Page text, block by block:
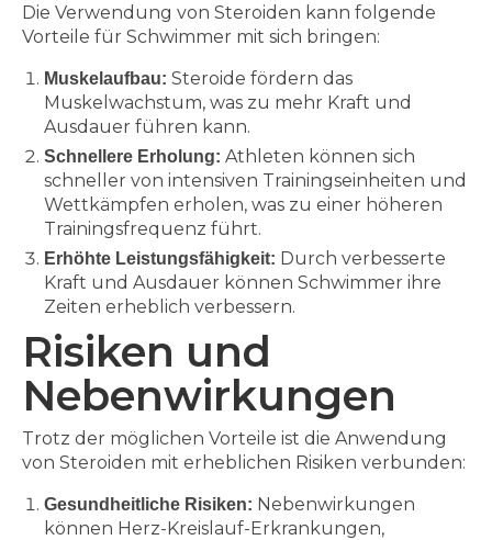
Die Verwendung von Steroiden kann folgende
Vorteile für Schwimmer mit sich bringen:
Muskelaufbau: Steroide fördern das
Muskelwachstum, was zu mehr Kraft und
Ausdauer führen kann.
Schnellere Erholung: Athleten können sich
schneller von intensiven Trainingseinheiten und
Wettkämpfen erholen, was zu einer höheren
Trainingsfrequenz führt.
Erhöhte Leistungsfähigkeit: Durch verbesserte
Kraft und Ausdauer können Schwimmer ihre
Zeiten erheblich verbessern.
Risiken und
Nebenwirkungen
Trotz der möglichen Vorteile ist die Anwendung
von Steroiden mit erheblichen Risiken verbunden:
Gesundheitliche Risiken: Nebenwirkungen
können Herz-Kreislauf-Erkrankungen,